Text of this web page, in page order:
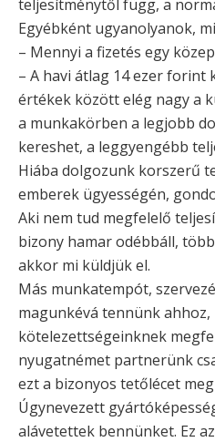
teljesítménytől függ, a
Egyébként ugyanolyanok,
– Mennyi a fizetés egy
– A havi átlag 14 ezer forint
értékek között elég nagy a
a munkakörben a legjobb
kereshet, a leggyengébb
Hiába dolgozunk korszerű
emberek ügyességén,
Aki nem tud megfelelő
bizony hamar odébbáll,
akkor mi küldjük el.
Más munkatempót,
magunkévá tennünk
kötelezettségeinknek
nyugatnémet partnerünk
ezt a bizonyos tetőlécet
Úgynevezett
alávetettek bennünket. Ez